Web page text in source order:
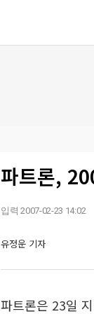
파트론,
입력 2007-02-23 14:02
유정운 기자
파트론은 23일